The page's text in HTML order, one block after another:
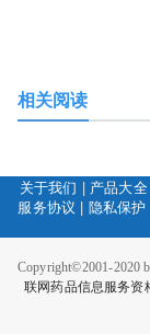
相关阅读
关于我们 | 产品大全
服务协议 | 隐私保护
Copyright©2001-2020
联网药品信息服务资